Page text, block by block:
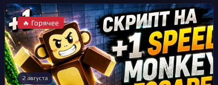
🔥 Горячее
2 августа